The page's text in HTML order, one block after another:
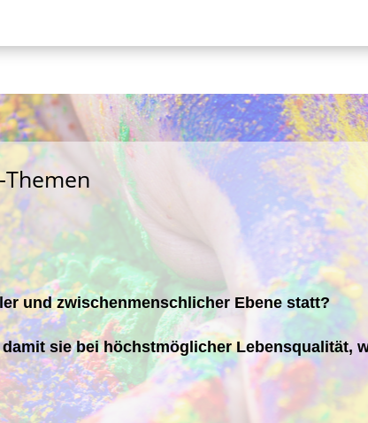
und zwischenmenschlicher Ebene statt?
sie bei höchstmöglicher Lebensqualität,